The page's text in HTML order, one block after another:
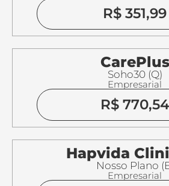
R$ 351,99
CarePlus
Soho30 (Q)
Empresarial
R$ 770,54
Hapvida
Nosso Plano
Empresarial